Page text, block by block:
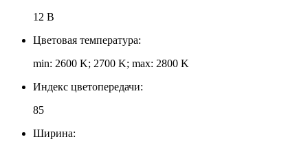
12 В
Цветовая температура:
min: 2600 K; 2700 K; max: 2800 K
Индекс цветопередачи:
85
Ширина: